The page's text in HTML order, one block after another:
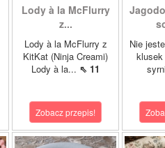
Lody à la McFlurry
z...
Lody à la McFlurry z
KitKat (Ninja Creami)
Lody à la... ⇖ 11
Zobacz przepis!
Nie
klusek